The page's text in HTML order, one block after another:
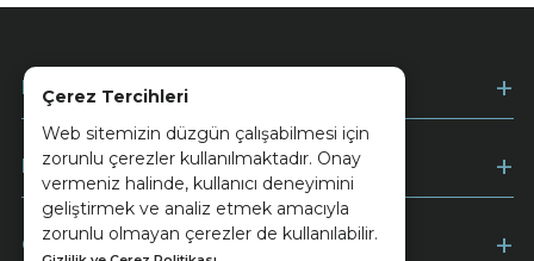
Çerez Tercihleri
Web sitemizin düzgün çalışabilmesi için
zorunlu çerezler kullanılmaktadır. Onay
vermeniz halinde, kullanıcı deneyimini
geliştirmek ve analiz etmek amacıyla
zorunlu olmayan çerezler de kullanılabilir.
Kurumsal
Müşteri Hizmetleri
Ödeme